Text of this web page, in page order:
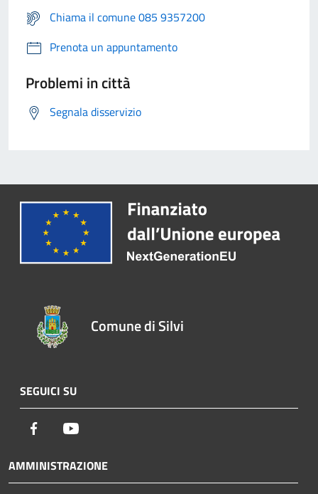
Chiama il comune 085 9357200
Prenota un appuntamento
Problemi in città
Segnala disservizio
Comune di Silvi
SEGUICI SU
Facebook
AMMINISTRAZIONE